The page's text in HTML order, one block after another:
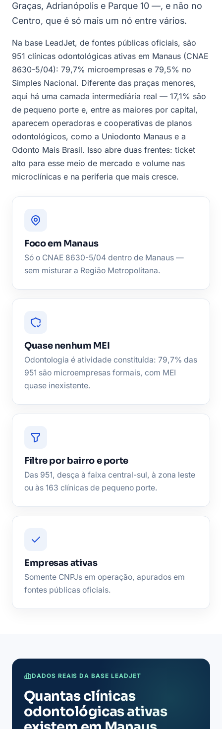
Graças, Adrianópolis e Parque 10 —, e não no
Centro, que é só mais um nó entre vários.
Na base LeadJet, de fontes públicas oficiais, são
951 clínicas odontológicas ativas em Manaus (CNAE
8630-5/04): 79,7% microempresas e 79,5% no
Simples Nacional. Diferente das praças menores,
aqui há uma camada intermediária real — 17,1% são
de pequeno porte e, entre as maiores por capital,
aparecem operadoras e cooperativas de planos
odontológicos, como a Uniodonto Manaus e a
Odonto Mais Brasil. Isso abre duas frentes: ticket
alto para esse meio de mercado e volume nas
microclínicas e na periferia que mais cresce.
Foco em Manaus
Só o CNAE 8630-5/04 dentro de Manaus —
sem misturar a Região Metropolitana.
Quase nenhum MEI
Odontologia é atividade constituída: 79,7% das
951 são microempresas formais, com MEI
quase inexistente.
Filtre por bairro e porte
Das 951, desça à faixa central-sul, à zona leste
ou às 163 clínicas de pequeno porte.
Empresas ativas
Somente CNPJs em operação, apurados em
fontes públicas oficiais.
DADOS REAIS DA BASE LEADJET
Quantas clínicas
odontológicas ativas